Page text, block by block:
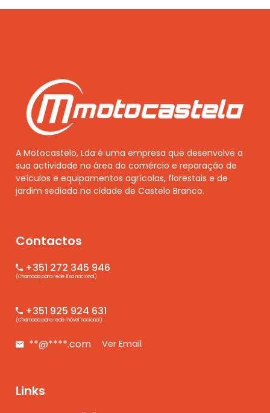
A Motocastelo, Lda é uma empresa que desenvolve a
sua actividade na área do comércio e reparação de
veículos e equipamentos agrícolas, florestais e de
jardim sediada na cidade de Castelo Branco.
Contactos
+351 272 345 946
(Chamada para rede fixa nacional)
+351 925 924 631
(Chamada para rede móvel nacional)
**@****.com Ver Email
Links